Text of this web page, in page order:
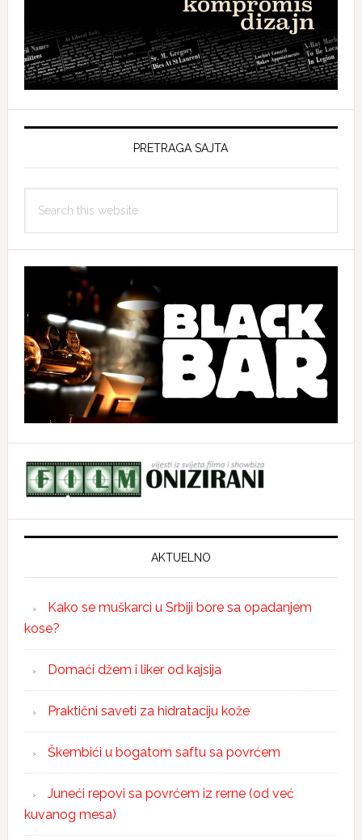
PRETRAGA SAJTA
this
AKTUELNO
Kako se muškarci u Srbiji bore sa opadanjem
kose?
Domaći džem i liker od kajsija
Praktični saveti za hidrataciju kože
Škembići u bogatom saftu sa povrćem
Juneći repovi sa povrćem iz rerne (od već
kuvanog mesa)